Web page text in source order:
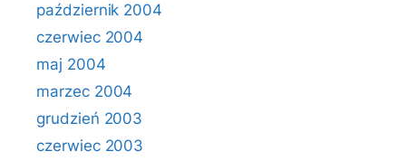
październik 2004
czerwiec 2004
maj 2004
marzec 2004
grudzień 2003
czerwiec 2003